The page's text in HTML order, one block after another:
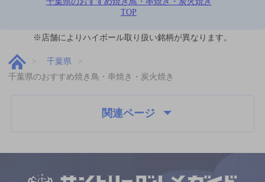
TOP
※店舗によりハイボール取り扱い銘柄が異なります。
千葉県
千葉県のおすすめ焼き鳥・串焼き・炭火焼き
関連ページ